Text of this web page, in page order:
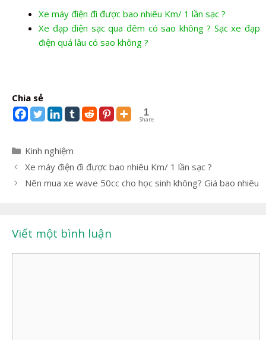
Xe máy điện đi được bao nhiêu Km/ 1 lần sạc ?
Xe đạp điện sạc qua đêm có sao không ? Sạc xe đạp
điện quá lâu có sao không ?
Chia sẻ
1
Share
Danh
mục
Kinh nghiệm
Điều
hướng
Xe máy điện đi được bao nhiêu Km/ 1 lần sạc ?
Nên mua xe wave 50cc cho học sinh không? Giá bao nhiêu
Viết một bình luận